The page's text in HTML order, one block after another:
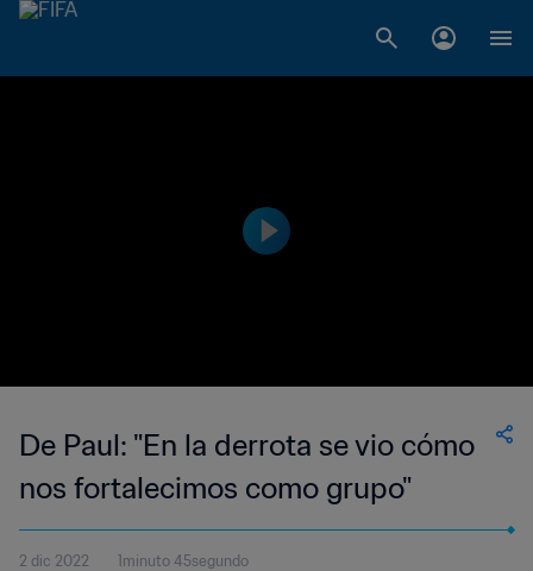
De Paul: "En la derrota se vio cómo
nos fortalecimos como grupo"
2 dic 2022 1minuto 45segundo